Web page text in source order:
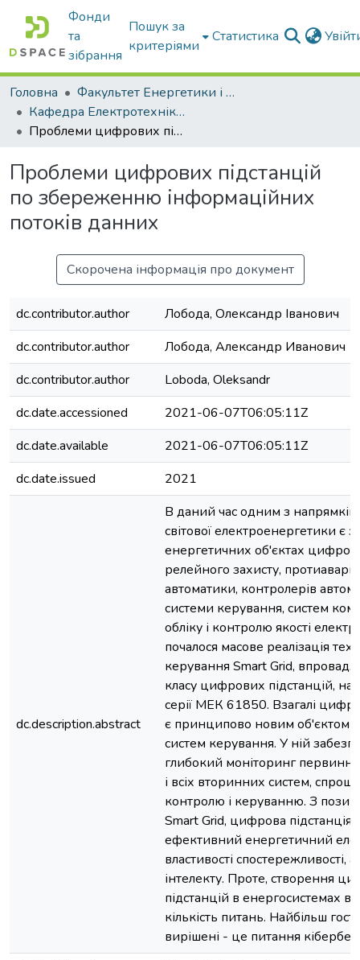
Фонди
та
зібрання
Пошук за
критеріями
Статистика
Головна
Факультет Енергетики і комп'ютерних технологій
Кафедра Електротехніки і електромеханіки ім. проф. В.В. Овчарова
Проблеми цифрових підстанцій по збереженню інформаційних потоків данних
Проблеми цифрових підстанцій
по збереженню інформаційних
потоків данних
Скорочена інформація про документ
dc.contributor.author
Лобода, Олександр Іванович
dc.contributor.author
Лобода, Александр Иванович
dc.contributor.author
Loboda, Oleksandr
dc.date.accessioned
2021-06-07T06:05:11Z
dc.date.available
2021-06-07T06:05:11Z
dc.date.issued
2021
dc.description.abstract
В даний час одним з напрямків
світової електроенергетики є
енергетичних об'єктах
релейного захисту,
автоматики, контролерів
системи керування, систем
обліку і контролю якості
почалося масове реалізація
керування Smart Grid,
класу цифрових підстанцій, на
серії МЕК 61850. Взагалі
є принципово новим об'єктом з
систем керування. У ній
глибокий моніторинг
і всіх вторинних систем,
контролю і керуванню. З
Smart Grid, цифрова підстанція
ефективний енергетичний
властивості спостережливості,
інтелекту. Проте, створення
підстанцій в енергосистемах
кількість питань. Найбільш
вирішені - це питання